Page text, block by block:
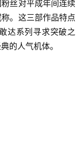
丝对平成年间连续
。这三部作品特点
达系列寻求突破之
的人气机体。